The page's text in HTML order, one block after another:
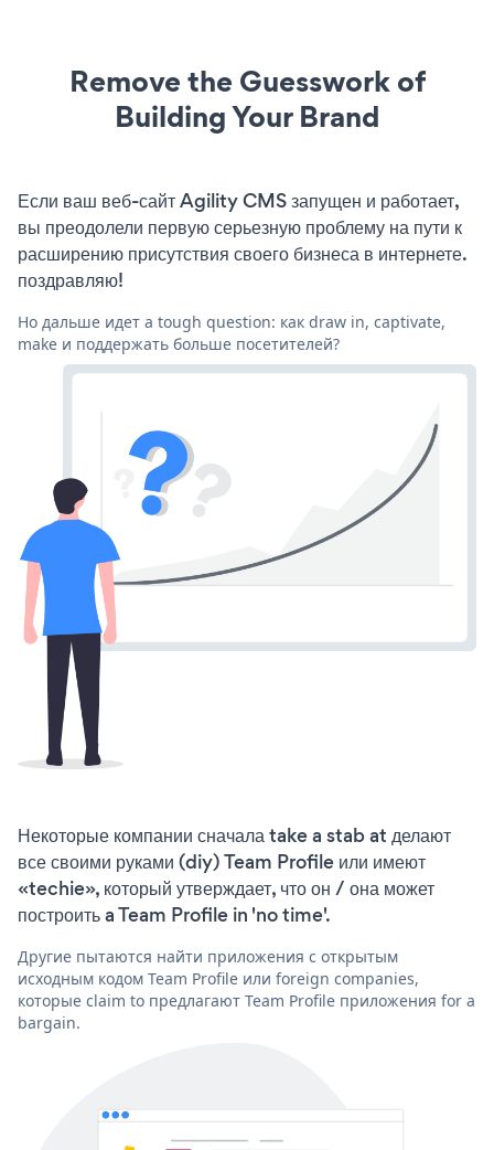
Remove the Guesswork of
Building Your Brand
Если ваш веб-сайт Agility CMS запущен и работает,
вы преодолели первую серьезную проблему на пути к
расширению присутствия своего бизнеса в интернете.
поздравляю!
Но дальше идет a tough question: как draw in, captivate,
make и поддержать больше посетителей?
Некоторые компании сначала take a stab at делают
все своими руками (diy) Team Profile или имеют
«techie», который утверждает, что он / она может
построить a Team Profile in 'no time'.
Другие пытаются найти приложения с открытым
исходным кодом Team Profile или foreign companies,
которые claim to предлагают Team Profile приложения for a
bargain.